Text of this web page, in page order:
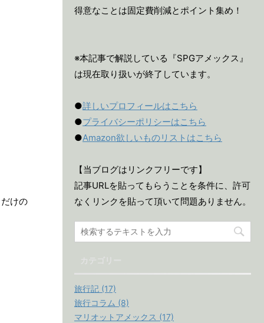
けの
得意なことは固定費削減とポイント集め！
※本記事で解説している『SPGアメックス』
は現在取り扱いが終了しています。
●詳しいプロフィールはこちら
●プライバシーポリシーはこちら
●Amazon欲しいものリストはこちら
【当ブログはリンクフリーです】
記事URLを貼ってもらうことを条件に、許可
なくリンクを貼って頂いて問題ありません。
旅行記 (17)
旅行コラム (8)
マリオットアメックス (17)